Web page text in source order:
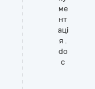
ме
нт
аці
я .
do
c